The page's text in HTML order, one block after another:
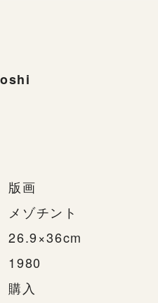
版画
メゾチント
26.9×36cm
1980
購入